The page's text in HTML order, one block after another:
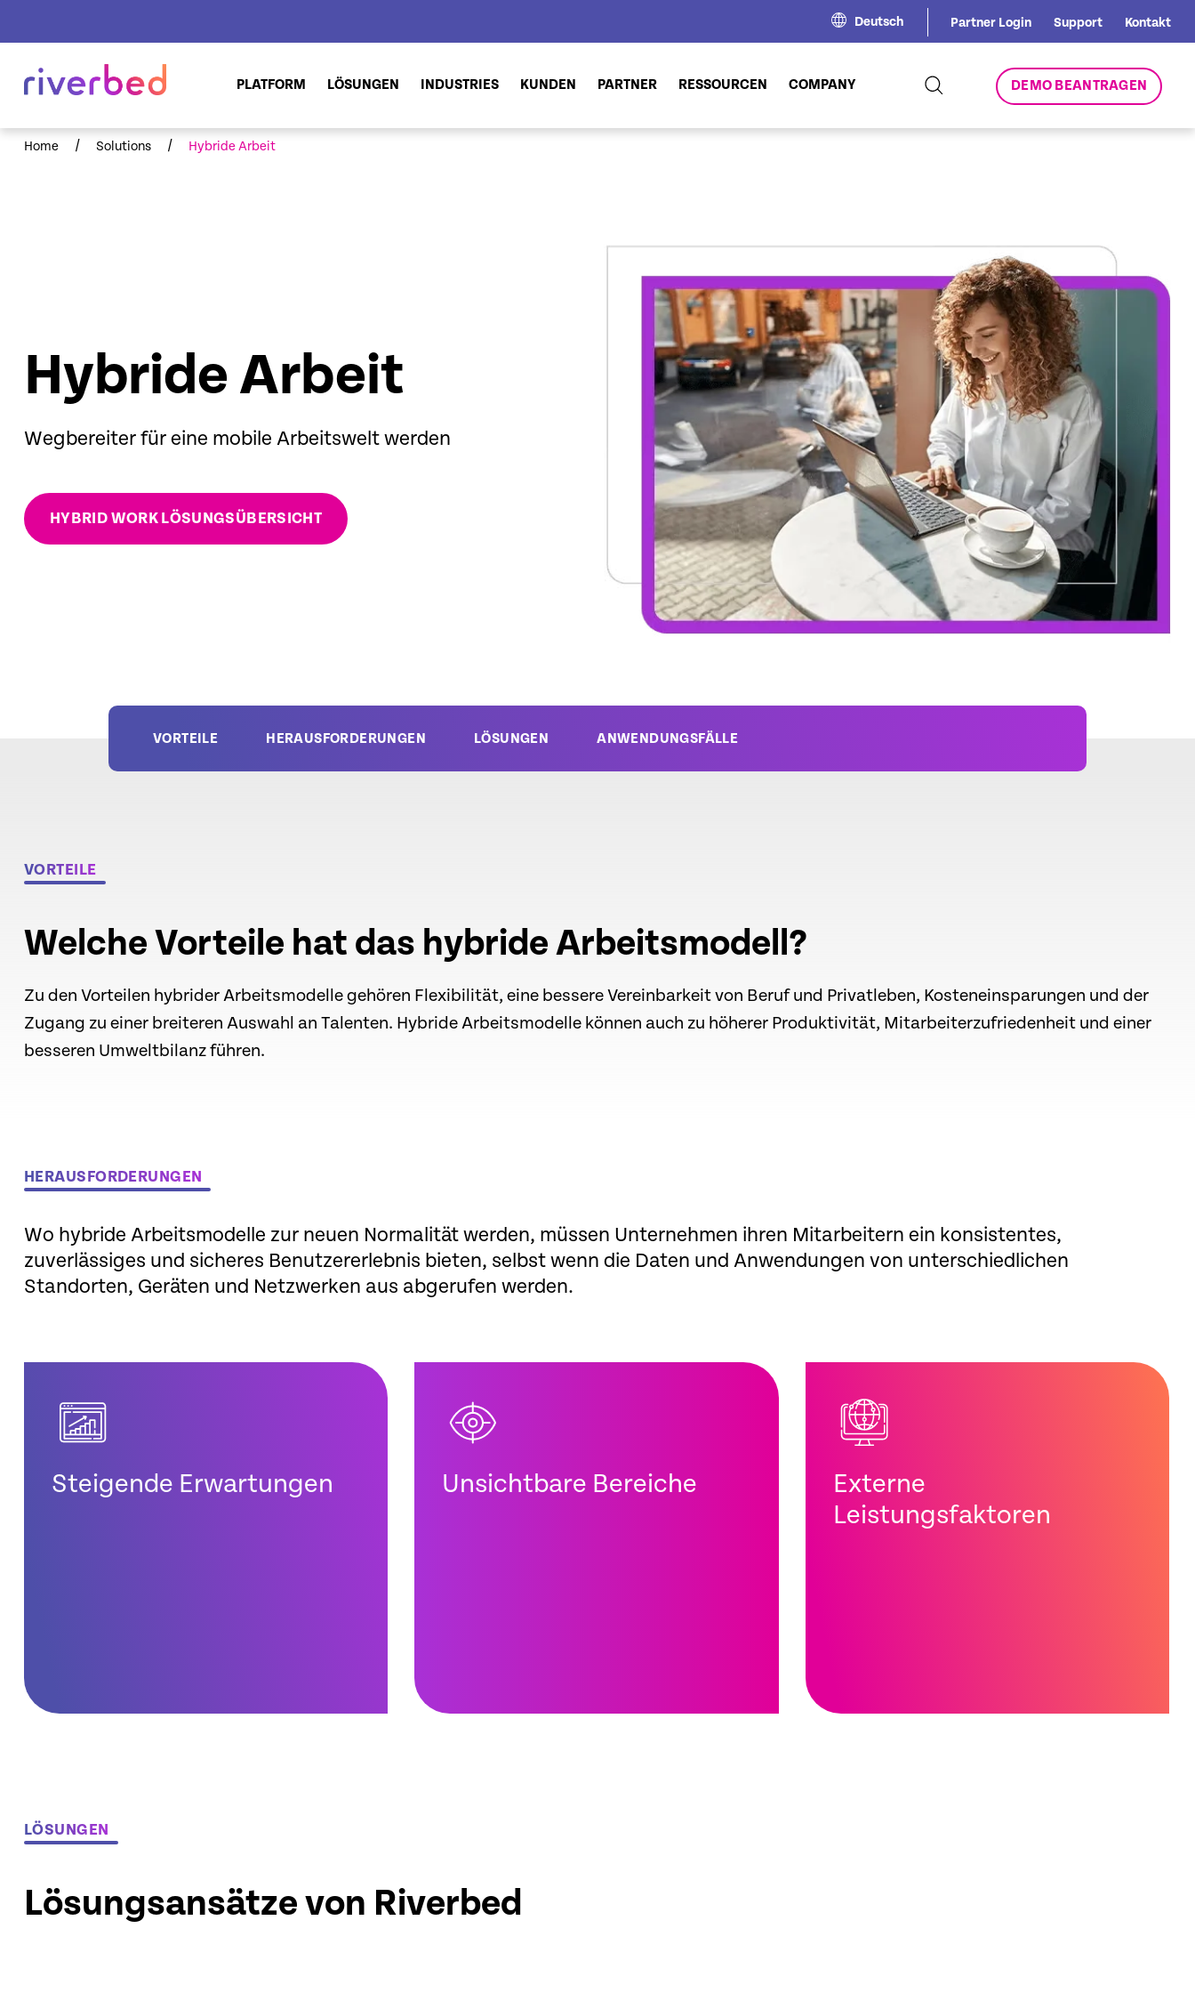
Deutsch Partner Login Support Kontakt
PLATFORM LÖSUNGEN INDUSTRIES KUNDEN PARTNER RESSOURCEN COMPANY DEMO BEANTRAGEN
Home / Solutions / Hybride Arbeit
Hybride Arbeit
Wegbereiter für eine mobile Arbeitswelt werden
HYBRID WORK LÖSUNGSÜBERSICHT
VORTEILE HERAUSFORDERUNGEN LÖSUNGEN ANWENDUNGSFÄLLE
VORTEILE
Welche Vorteile hat das hybride Arbeitsmodell?
Zu den Vorteilen hybrider Arbeitsmodelle gehören Flexibilität, eine bessere Vereinbarkeit von Beruf und Privatleben, Kosteneinsparungen und der
Zugang zu einer breiteren Auswahl an Talenten. Hybride Arbeitsmodelle können auch zu höherer Produktivität, Mitarbeiterzufriedenheit und einer
besseren Umweltbilanz führen.
HERAUSFORDERUNGEN
Wo hybride Arbeitsmodelle zur neuen Normalität werden, müssen Unternehmen ihren Mitarbeitern ein konsistentes,
zuverlässiges und sicheres Benutzererlebnis bieten, selbst wenn die Daten und Anwendungen von unterschiedlichen
Standorten, Geräten und Netzwerken aus abgerufen werden.
Steigende Erwartungen Unsichtbare Bereiche
Externe
Leistungsfaktoren
LÖSUNGEN
Lösungsansätze von Riverbed